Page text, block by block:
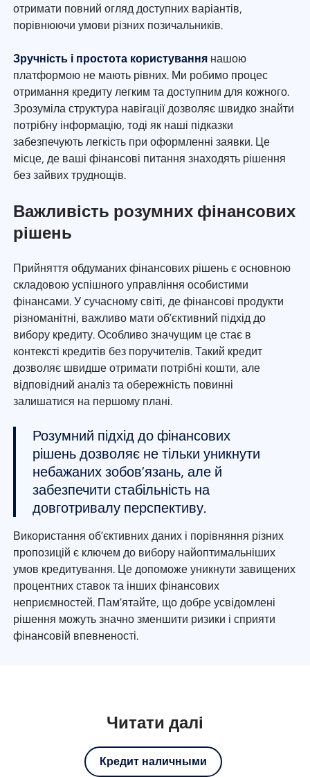
отримати повний огляд доступних варіантів,
порівнюючи умови різних позичальників.
Зручність і простота користування нашою
платформою не мають рівних. Ми робимо процес
отримання кредиту легким та доступним для кожного.
Зрозуміла структура навігації дозволяє швидко знайти
потрібну інформацію, тоді як наші підказки
забезпечують легкість при оформленні заявки. Це
місце, де ваші фінансові питання знаходять рішення
без зайвих труднощів.
Важливість розумних фінансових
рішень
Прийняття обдуманих фінансових рішень є основною
складовою успішного управління особистими
фінансами. У сучасному світі, де фінансові продукти
різноманітні, важливо мати об’єктивний підхід до
вибору кредиту. Особливо значущим це стає в
контексті кредитів без поручителів. Такий кредит
дозволяє швидше отримати потрібні кошти, але
відповідний аналіз та обережність повинні
залишатися на першому плані.
Розумний підхід до фінансових
рішень дозволяє не тільки уникнути
небажаних зобов’язань, але й
забезпечити стабільність на
довготривалу перспективу.
Використання об’єктивних даних і порівняння різних
пропозицій є ключем до вибору найоптимальніших
умов кредитування. Це допоможе уникнути завищених
процентних ставок та інших фінансових
неприємностей. Пам’ятайте, що добре усвідомлені
рішення можуть значно зменшити ризики і сприяти
фінансовій впевненості.
Читати далі
Кредит наличными